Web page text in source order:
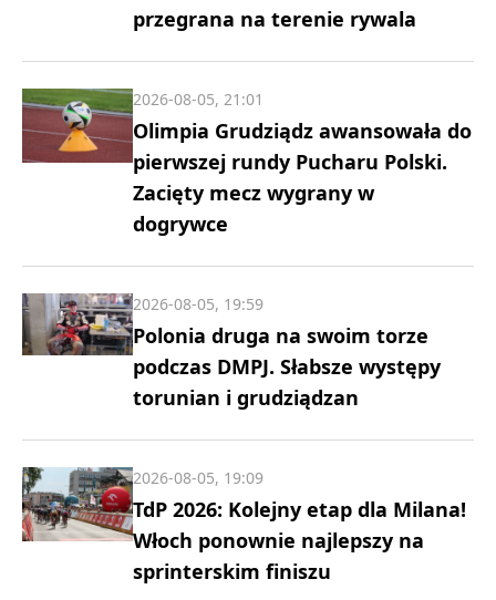
przegrana na terenie rywala
Olimpia Grudziądz awansowała do
pierwszej rundy Pucharu Polski.
Zacięty mecz wygrany w
dogrywce
2026-08-05, 21:01
Polonia druga na swoim torze
podczas DMPJ. Słabsze występy
torunian i grudziądzan
2026-08-05, 19:59
TdP 2026: Kolejny etap dla Milana!
Włoch ponownie najlepszy na
sprinterskim finiszu
2026-08-05, 19:09